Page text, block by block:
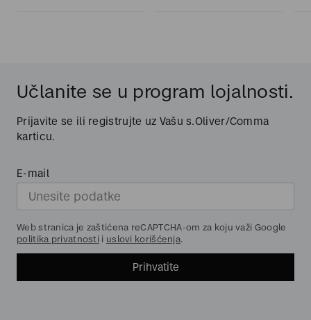
Učlanite se u program lojalnosti.
Prijavite se ili registrujte uz Vašu s.Oliver/Comma
karticu.
E-mail
Web stranica je zaštićena reCAPTCHA-om za koju važi Google
politika privatnosti i uslovi korišćenja.
Prihvatite